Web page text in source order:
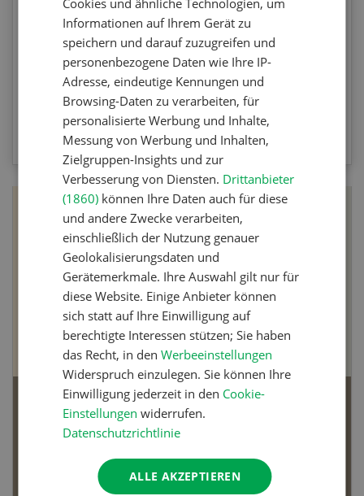
Agrar-Quiz der UFA-Revue. Die Fragen
beziehen sich auf die Unkrautbekämpfung und
Maschinen zur mechanischen
Unkrautbekämpfung.
ZUM QUIZ
Bio-Artikel
Informationen auf Ihrem Gerät zu
speichern und darauf zuzugreifen und
personenbezogene Daten wie Ihre IP-
Adresse, eindeutige Kennungen und
Browsing-Daten zu verarbeiten, für
personalisierte Werbung und Inhalte,
Messung von Werbung und Inhalten,
Zielgruppen-Insights und zur
Verbesserung von Diensten. Drittanbieter
(1860) können Ihre Daten auch für diese
und andere Zwecke verarbeiten,
einschließlich der Nutzung genauer
Geolokalisierungsdaten und
Gerätemerkmale. Ihre Auswahl gilt nur für
diese Website. Einige Anbieter können
sich statt auf Ihre Einwilligung auf
berechtigte Interessen stützen; Sie haben
das Recht, in denWerbeeinstellungen
Widerspruch einzulegen. Sie können Ihre
Einwilligung jederzeit in den Cookie-
Einstellungen widerrufen.
Datenschutzrichtlinie
ALLE AKZEPTIEREN